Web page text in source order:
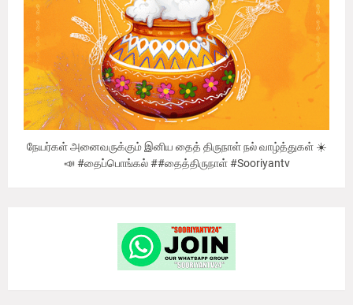
நேயர்கள் அனைவருக்கும் இனிய தைத் திருநாள் நல் வாழ்த்துகள் ☀️
📣 #தைப்பொங்கல் ##தைத்திருநாள் #Sooriyantv